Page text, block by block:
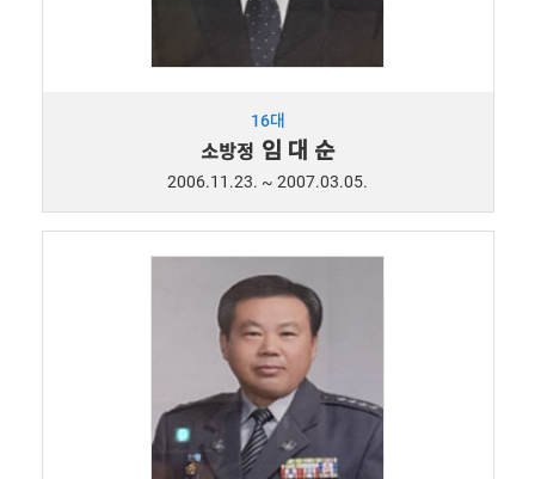
16대
소방정 임 대 순
2006.11.23. ~ 2007.03.05.